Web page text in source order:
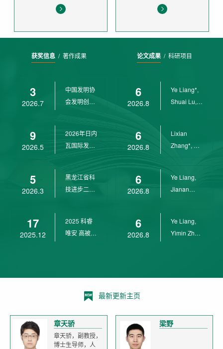
获奖信息/ 著作成果
3
2026.7
中国发明协
会发明创业
9
2026.5
2026年日内
瓦国际发明
5
2026.3
黑龙江省科
技进步二等
17
2025.12
2025 科睿
唯安 高被引
论文成果/ 科研项目
6
2026.8
Ye Liang*,
Shuai Lu,
6
2026.8
Lixian
Zhang*, Ye
6
2026.8
Ye Liang,
Jianan
6
2026.8
Ye Liang,
Yimin Zhu,
最新更新主页
章天骄
章天骄，副教授，
博士生导师，人
梁野